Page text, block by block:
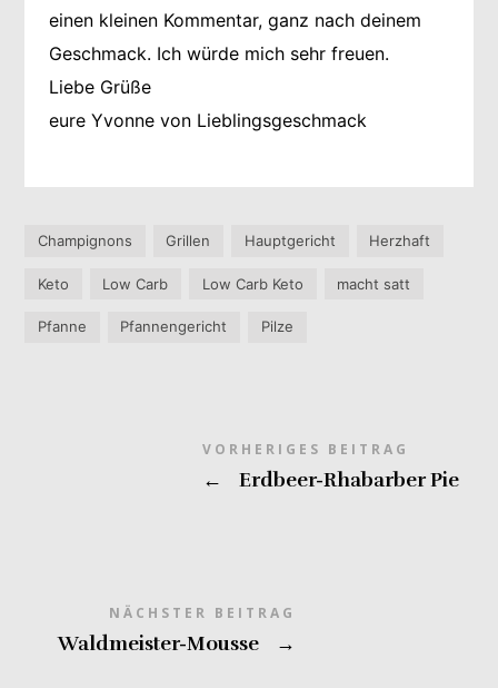
einen kleinen Kommentar, ganz nach deinem
Geschmack. Ich würde mich sehr freuen.
Liebe Grüße
eure Yvonne von Lieblingsgeschmack
Champignons Grillen Hauptgericht Herzhaft
Keto Low Carb Low Carb Keto macht satt
Pfanne Pfannengericht Pilze
VORHERIGES BEITRAG
← Erdbeer-Rhabarber Pie
NÄCHSTER BEITRAG
Waldmeister-Mousse →